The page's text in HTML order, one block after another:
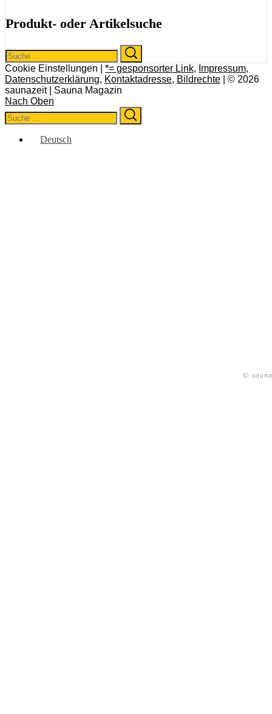
©
Produkt- oder Artikelsuche
Search
for:
Cookie Einstellungen | *= gesponsorter Link, Impressum,
Datenschutzerklärung, Kontaktadresse, Bildrechte | © 2026
saunazeit | Sauna Magazin
Nach Oben
Search
for:
Deutsch